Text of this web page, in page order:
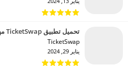
تحميل تطبيق TicketSwap مهكر للاندرويد 2024
TicketSwap‏
يناير 29, 2024